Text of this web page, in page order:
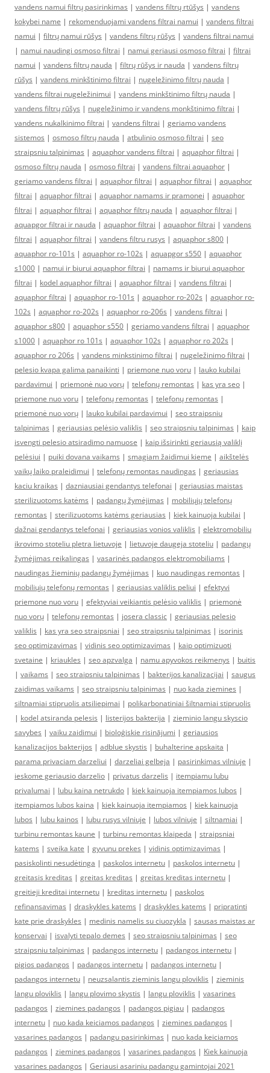
vandens namui filtrų pasirinkimas | vandens filtrų rtūšys | vandens
kokybei name | rekomenduojami vandens filtrai namui | vandens filtrai
namui | filtrų namui rūšys | vandens filtrų rūšys | vandens filtrai namui
| namui naudingi osmoso filtrai | namui geriausi osmoso filtrai | filtrai
namui | vandens filtrų nauda | filtrų rūšys ir nauda | vandens filtrų
rūšys | vandens minkštinimo filtrai | nugeležinimo filtrų nauda |
vandens filtrai nugeležinimui | vandens minkštinimo filtrų nauda |
vandens filtrų rūšys | nugeležinimo ir vandens monkštinimo filtrai |
vandens nukalkinimo filtrai | vandens filtrai | geriamo vandens
sistemos | osmoso filtrų nauda | atbulinio osmoso filtrai | seo
straipsniu talpinimas | aquaphor vandens filtrai | aquaphor filtrai |
osmoso filtrų nauda | osmoso filtrai | vandens filtrai aquaphor |
geriamo vandens filtrai | aquaphor filtrai | aquaphor filtrai | aquaphor
filtrai | aquaphor filtrai | aquaphor namams ir pramonei | aquaphor
filtrai | aquaphor filtrai | aquaphor filtrų nauda | aquaphor filtrai |
aquapgor filtrai ir nauda | aquaphor filtrai | aquaphor filtrai | vandens
filtrai | aquaphor filtrai | vandens filtru rusys | aquaphor s800 |
aquaphor ro-101s | aquaphor ro-102s | aquapgor s550 | aquaphor
s1000 | namui ir biurui aquaphor filtrai | namams ir biurui aquaphor
filtrai | kodel aquaphor filtrai | aquaphor filtrai | vandens filtrai |
aquaphor filtrai | aquaphor ro-101s | aquaphor ro-202s | aquaphor ro-
102s | aquaphor ro-202s | aquaphor ro-206s | vandens filtrai |
aquaphor s800 | aquaphor s550 | geriamo vandens filtrai | aquaphor
s1000 | aquaphor ro 101s | aquaphor 102s | aquaphor ro 202s |
aquaphor ro 206s | vandens minkstinimo filtrai | nugeležinimo filtrai |
pelesio kvapa galima panaikinti | priemone nuo voru | lauko kubilai
pardavimui | priemonė nuo vorų | telefonų remontas | kas yra seo |
priemone nuo voru | telefonų remontas | telefonų remontas |
priemonė nuo vorų | lauko kubilai pardavimui | seo straipsniu
talpinimas | geriausias pelėsio valiklis | seo straipsniu talpinimas | kaip
isvengti pelesio atsiradimo namuose | kaip išsirinkti geriausią valiklį
pelėsiui | puiki dovana vaikams | smagiam žaidimui kieme | aikštelės
vaikų laiko praleidimui | telefonų remontas naudingas | geriausias
kaciu kraikas | dazniausiai gendantys telefonai | geriausias maistas
sterilizuotoms katėms | padangų žymėjimas | mobiliųjų telefonų
remontas | sterilizuotoms katėms geriausias | kiek kainuoja kubilai |
dažnai gendantys telefonai | geriausias vonios valiklis | elektromobiliu
ikrovimo stoteliu pletra lietuvoje | lietuvoje daugeja stoteliu | padangų
žymėjimas reikalingas | vasarinės padangos elektromobiliams |
naudingas žieminių padangų žymėjimas | kuo naudingas remontas |
mobiliųjų telefonų remontas | geriausias valiklis peliui | efektyvi
priemone nuo voru | efektyviai veikiantis pelėsio valiklis | priemonė
nuo vorų | telefonų remontas | josera classic | geriausias pelesio
valiklis | kas yra seo straipsniai | seo straipsniu talpinimas | isorinis
seo optimizavimas | vidinis seo optimizavimas | kaip optimizuoti
svetaine | kriaukles | seo apzvalga | namu apyvokos reikmenys | buitis
| vaikams | seo straipsniu talpinimas | bakterijos kanalizacijai | saugus
zaidimas vaikams | seo straipsniu talpinimas | nuo kada ziemines |
siltnamiai stipruolis atsiliepimai | polikarbonatiniai šiltnamiai stipruolis
| kodel atsiranda pelesis | listerijos bakterija | zieminio langu skyscio
savybes | vaiku zaidimui | bioloģiskie risinājumi | geriausios
kanalizacijos bakterijos | adblue skystis | buhalterine apskaita |
parama privaciam darzeliui | darzeliai gelbeja | pasirinkimas vilniuje |
ieskome geriausio darzelio | privatus darzelis | itempiamu lubu
privalumai | lubu kaina netrukdo | kiek kainuoja itempiamos lubos |
itempiamos lubos kaina | kiek kainuoja itempiamos | kiek kainuoja
lubos | lubu kainos | lubu rusys vilniuje | lubos vilniuje | siltnamiai |
turbinu remontas kaune | turbinu remontas klaipeda | straipsniai
katems | sveika kate | gyvunu prekes | vidinis optimizavimas |
pasiskolinti nesudėtinga | paskolos internetu | paskolos internetu |
greitasis kreditas | greitas kreditas | greitas kreditas internetu |
greitieji kreditai internetu | kreditas internetu | paskolos
refinansavimas | draskykles katems | draskykles katems | pripratinti
kate prie draskykles | medinis namelis su ciuozykla | sausas maistas ar
konservai | isvalyti tepalo demes | seo straipsniu talpinimas | seo
straipsniu talpinimas | padangos internetu | padangos internetu |
pigios padangos | padangos internetu | padangos internetu |
padangos internetu | neuzsalantis zieminis langu ploviklis | zieminis
langu ploviklis | langu plovimo skystis | langu ploviklis | vasarines
padangos | ziemines padangos | padangos pigiau | padangos
internetu | nuo kada keiciamos padangos | ziemines padangos |
vasarines padangos | padangu pasirinkimas | nuo kada keiciamos
padangos | ziemines padangos | vasarines padangos | Kiek kainuoja
vasarines padangos | Geriausi asariniu padangu gamintojai 2021